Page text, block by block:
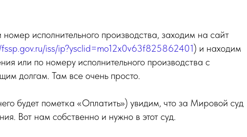
номер исполнительного производства, заходим на сайт
iss/ip?ysclid=mo12x0v63f825862401) и находим
или по номеру исполнительного производства с
долгам. Там все очень просто.
будет пометка «Оплатить») увидим, что за Мировой суд
Вот нам собственно и нужно в этот суд.